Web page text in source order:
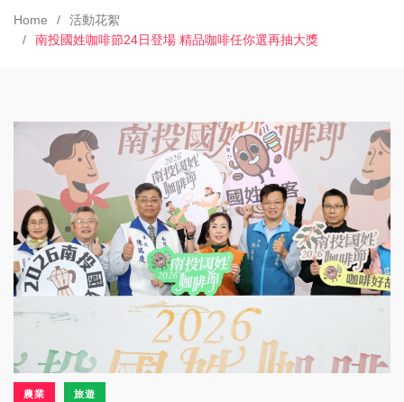
Home
活動花絮
南投國姓咖啡節24日登場 精品咖啡任你選再抽大獎
農業 旅遊